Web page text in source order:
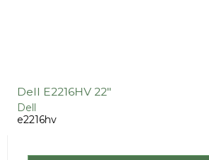
Dell E2216HV 22"
Dell
e2216hv